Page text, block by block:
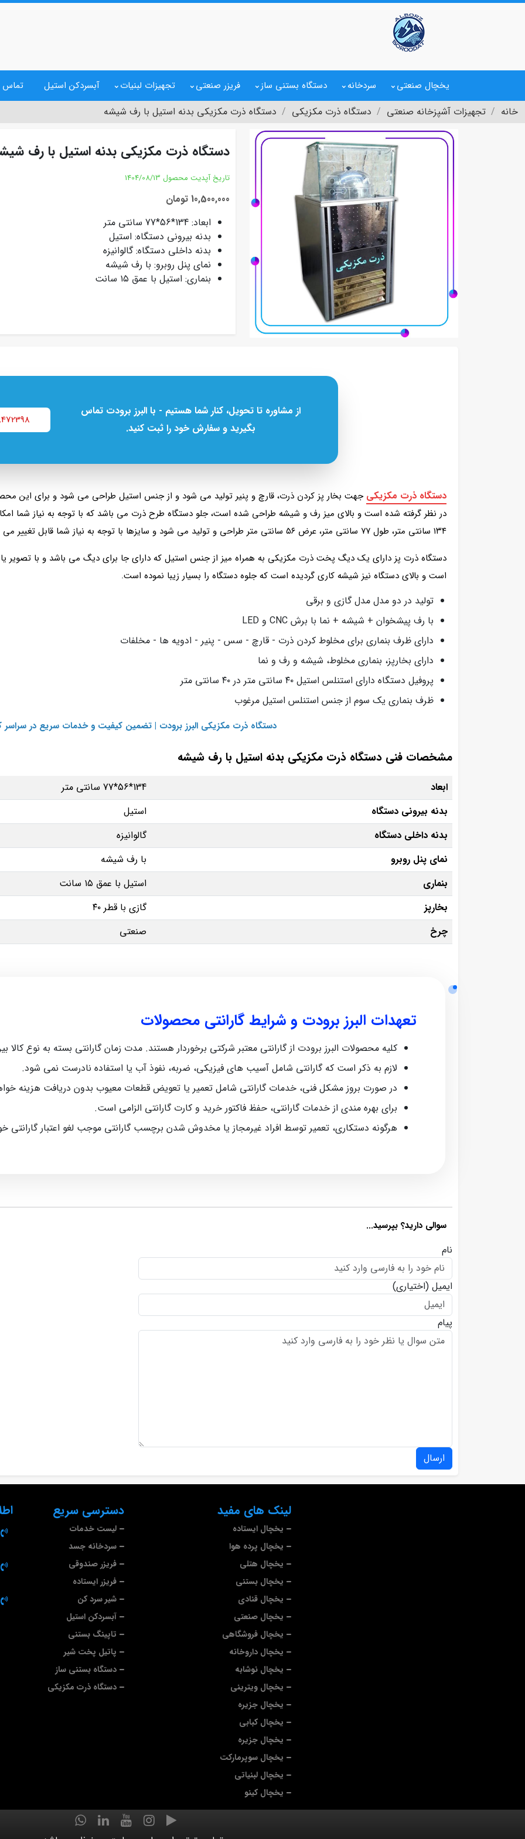
یخچال صنعتی سردخانه دستگاه بستنی ساز فریزر صنعتی تجهیزات لبنیات آبسردکن استیل تماس
خانه تجهیزات آشپزخانه صنعتی دستگاه ذرت مکزیکی دستگاه ذرت مکزیکی بدنه استیل با رف شیشه
دستگاه ذرت مکزیکی بدنه استیل با رف
تاریخ آپدیت محصول 1404/08/13
10,500,000 تومان
ابعاد: 134*56*77 سانتی متر
بدنه بیرونی دستگاه: استیل
بدنه داخلی دستگاه: گالوانیزه
نمای پنل روبرو: با رف شیشه
بنماری: استیل با عمق ۱۵ سانت
از مشاوره تا تحویل، کنار شما هستیم - با البرز برودت تماس
بگیرید و سفارش خود را ثبت کنید.
دستگاه ذرت مکزیکی جهت بخار پز کردن ذرت، قارچ و پنیر تولید می شود و از جنس استیل طراحی می شود و برای این
در نظر گرفته شده است و بالای میز رف و شیشه طراحی شده است، جلو دستگاه طرح ذرت می باشد که با توجه به نیاز شما امکان
۱۳۴ سانتی متر، طول ۷۷ سانتی متر، عرض ۵۶ سانتی متر طراحی و تولید می شود و سایزها با توجه به نیاز شما قابل تغییر می باشد.
دستگاه ذرت پز دارای یک دیگ پخت ذرت مکزیکی به همراه میز از جنس استیل که دارای جا برای دیگ می باشد و با تصویر
است و بالای دستگاه نیز شیشه کاری گردیده است که جلوه دستگاه را بسیار زیبا نموده است.
تولید در دو مدل مدل گازی و برقی
با رف پیشخوان + شیشه + نما با برش CNC و LED
دارای ظرف بنماری برای مخلوط کردن ذرت - قارچ - سس - پنیر - ادویه ها - مخلفات
دارای بخارپز، بنماری مخلوط، شیشه و رف و نما
پروفیل دستگاه دارای استنلس استیل ۴۰ سانتی متر در ۴۰ سانتی متر
ظرف بنماری یک سوم از جنس استنلس استیل مرغوب
دستگاه ذرت مکزیکی البرز برودت | تضمین کیفیت و خدمات سریع در
مشخصات فنی دستگاه ذرت مکزیکی بدنه استیل با رف شیشه
ابعاد
134*56*77 سانتی متر
بدنه بیرونی دستگاه
استیل
بدنه داخلی دستگاه
گالوانیزه
نمای پنل روبرو
با رف شیشه
بنماری
استیل با عمق ۱۵ سانت
بخارپز
گازی با قطر ۴۰
چرخ
صنعتی
تعهدات البرز برودت و شرایط گارانتی محصولات
کلیه محصولات البرز برودت از گارانتی معتبر شرکتی برخوردار هستند. مدت زمان گارانتی بسته به نوع کالا بین 5 ماه تا 12 ماه متغیر
لازم به ذکر است که گارانتی شامل آسیب‌ های فیزیکی، ضربه، نفوذ آب یا استفاده نادرست نمی‌ شود.
در صورت بروز مشکل فنی، خدمات گارانتی شامل تعمیر یا تعویض قطعات معیوب بدون دریافت هزینه
برای بهره‌ مندی از خدمات گارانتی، حفظ فاکتور خرید و کارت گارانتی الزامی است.
هرگونه دستکاری، تعمیر توسط افراد غیرمجاز یا مخدوش شدن برچسب گارانتی موجب لغو اعتبار گارانتی
سوالی دارید؟ بپرسید...
نام
ایمیل (اختیاری)
پیام
ارسال
لینک های مفید
یخچال ایستاده
یخچال پرده هوا
یخچال هتلی
یخچال بستنی
یخچال قنادی
یخچال صنعتی
یخچال فروشگاهی
یخچال داروخانه
یخچال نوشابه
یخچال ویترینی
یخچال جزیره
یخچال کبابی
یخچال جزیره
یخچال سوپرمارکت
یخچال لبنیاتی
یخچال کینو
دسترسی سریع
لیست خدمات
سردخانه جسد
فریزر صندوقی
فریزر ایستاده
شیر سرد کن
آبسردکن استیل
تاپینگ بستنی
پاتیل پخت شیر
دستگاه بستنی ساز
دستگاه ذرت مکزیکی